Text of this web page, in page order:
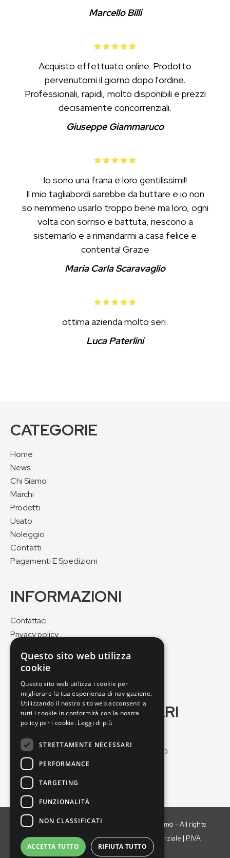
Marcello Billi
Acquisto effettuato online. Prodotto
pervenutomi il giorno dopo l'ordine.
Professionali, rapidi, molto disponibili e prezzi
decisamente concorrenziali.
Giuseppe Giammaruco
Io sono una frana e loro gentilissimi!!
Il mio tagliabordi sarebbe da buttare e io non
so nemmeno usarlo troppo bene ma loro, ogni
volta con sorriso e battuta, riescono a
sistemarlo e a rimandarmi a casa felice e
contenta! Grazie
Maria Carla Scaravaglio
ottima azienda molto seri.
Luca Paterlini
CATEGORIE
Home
News
Chi Siamo
Marchi
Prodotti
Usato
Noleggio
Contatti
Pagamenti E Spedizioni
INFORMAZIONI
Contattaci
Privacy policy
Cookie policy
Pagamenti e spedizioni
GEO VERDE DI SOGARI
MASSIMO
Via Nuova Ponente, 25/2, 41012 Carpi MO
Tel: 059664547
Email:geoverde@geoverde.it
Copyright © 2021 GEO VERDE di Sogari Massimo - All rights
reserved. È vietata la riproduzione anche parziale | P.IVA
03077550352
Questo sito web utilizza
cookie
Questo sito web utilizza i cookie per
migliorare la tua esperienza di navigazione.
Utilizzando il nostro sito web acconsenti a
tutti i cookie in conformità con la nostra
policy per i cookie. Leggi di più
STRETTAMENTE NECESSARI
PERFORMANCE
TARGETING
FUNZIONALITÀ
NON CLASSIFICATI
ACCETTA TUTTO RIFIUTA TUTTO